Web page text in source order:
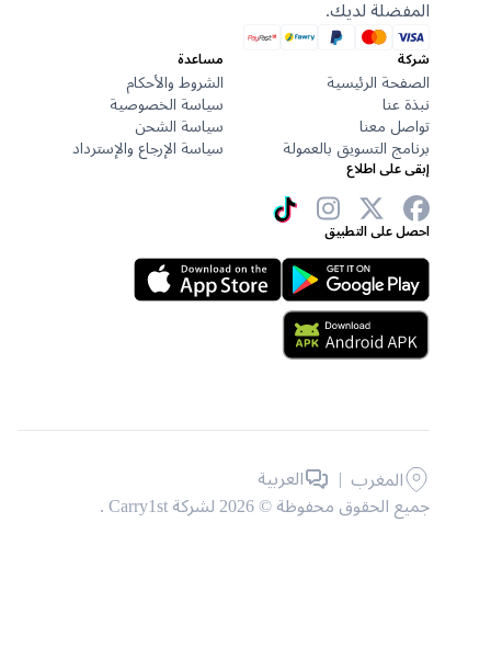
المفضلة لديك.
الصفحة الرئيسية
نبذة عنا
تواصل معنا
برنامج التسويق بالعمولة
مساعدة
الشروط والأحكام
سياسة الخصوصية
سياسة الشحن
سياسة الإرجاع والإسترداد
إبقى على اطلاع
احصل على التطبيق
جميع الحقوق محفوظة © 2026 لشركة Carry1st .
المغرب | العربية